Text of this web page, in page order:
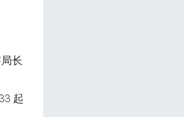
长
起